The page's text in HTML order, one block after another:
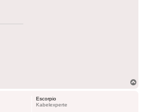
Escorpio
Kabelexperte